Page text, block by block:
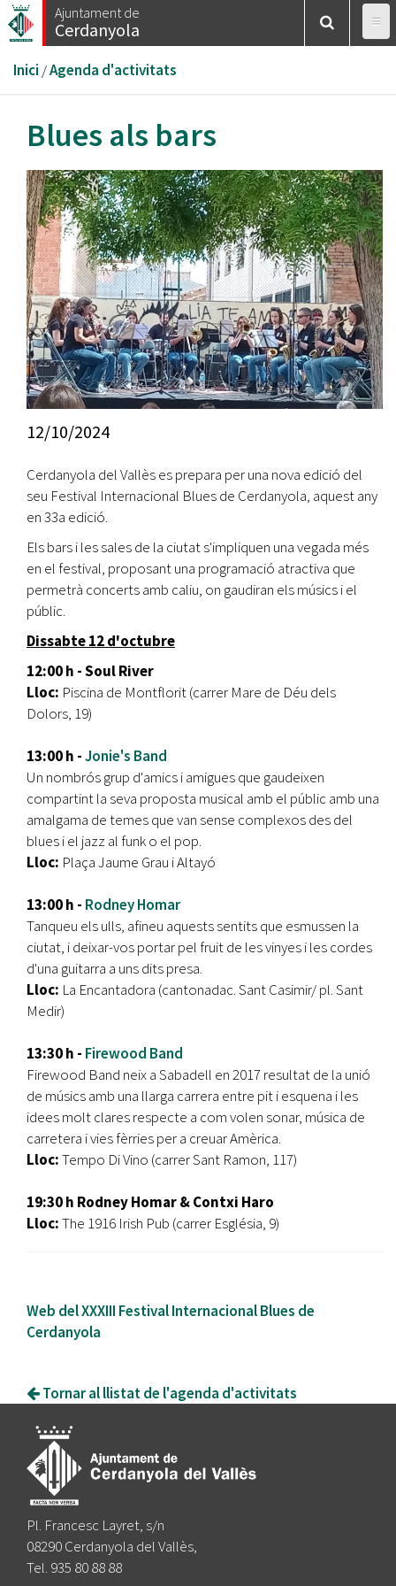
Vés
al
Ajuntament de
Cerdanyola
Esteu
aquí
Inici /Agenda d'activitats
Blues als bars
12/10/2024
Cerdanyola del Vallès es prepara per una nova edició del
seu Festival Internacional Blues de Cerdanyola, aquest any
en 33a edició.
Els bars i les sales de la ciutat s'impliquen una vegada més
en el festival, proposant una programació atractiva que
permetrà concerts amb caliu, on gaudiran els músics i el
públic.
Dissabte 12 d'octubre
12:00 h - Soul River
Lloc: Piscina de Montflorit (carrer Mare de Déu dels
Dolors, 19)
13:00 h -Jonie's Band
Un nombrós grup d'amics i amigues que gaudeixen
compartint la seva proposta musical amb el públic amb una
amalgama de temes que van sense complexos des del
blues i el jazz al funk o el pop.
Lloc: Plaça Jaume Grau i Altayó
13:00 h - Rodney Homar
Tanqueu els ulls, afineu aquests sentits que esmussen la
ciutat, i deixar-vos portar pel fruit de les vinyes i les cordes
d'una guitarra a uns dits presa.
Lloc: La Encantadora (cantonadac. Sant Casimir/ pl. Sant
Medir)
13:30 h - Firewood Band
Firewood Band neix a Sabadell en 2017 resultat de la unió
de músics amb una llarga carrera entre pit i esquena i les
idees molt clares respecte a com volen sonar, música de
carretera i vies fèrries per a creuar Amèrica.
Lloc:Tempo Di Vino (carrer Sant Ramon, 117)
19:30 h Rodney Homar & Contxi Haro
Lloc:The 1916 Irish Pub (carrer Església, 9)
Web del XXXIII Festival Internacional Blues de
Cerdanyola
Tornar al llistat de l'agenda d'activitats
Pl. Francesc Layret, s/n
08290 Cerdanyola del Vallès,
Tel. 935 80 88 88